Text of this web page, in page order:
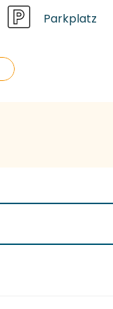
Parkplatz